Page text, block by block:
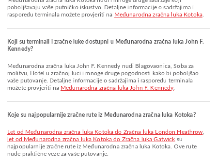
poboljšavaju vaše putničko iskustvo. Detaljne informacije o sadržajima i
rasporedu terminala možete provjeriti na Međunarodna zračna luka Kotoka.
Koji su terminali i zračne luke dostupni u Međunarodna zračna luka John F.
Kennedy?
Međunarodna zračna luka John F. Kennedy nudi Blagovaonica, Soba za
molitvu, Hotel u zračnoj luci i mnoge druge pogodnosti kako bi poboljšao
vaše putovanje. Detaljne informacije o sadržajima i rasporedu terminala
možete provjeriti na Međunarodna zračna luka John F. Kennedy
Koje su najpopularnije zračne rute iz Međunarodna zračna luka Kotoka?
let od Međunarodna zračna luka Kotoka do Zračna luka London Heathrow
let od Međunarodna zračna luka Kotoka do Zračna luka Gatwick su
najpopularnije zračne rute iz Međunarodna zračna luka Kotoka. Ove rute
nude praktične veze za vaše putovanje.